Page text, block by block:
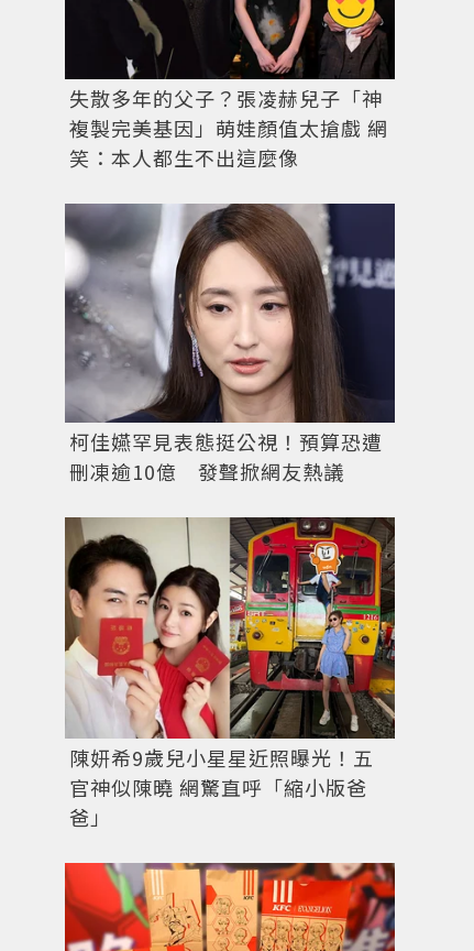
失散多年的父子？張凌赫兒子「神
複製完美基因」萌娃顏值太搶戲 網
笑：本人都生不出這麼像
柯佳嬿罕見表態挺公視！預算恐遭
刪凍逾10億 發聲掀網友熱議
陳妍希9歲兒小星星近照曝光！五
官神似陳曉 網驚直呼「縮小版爸
爸」